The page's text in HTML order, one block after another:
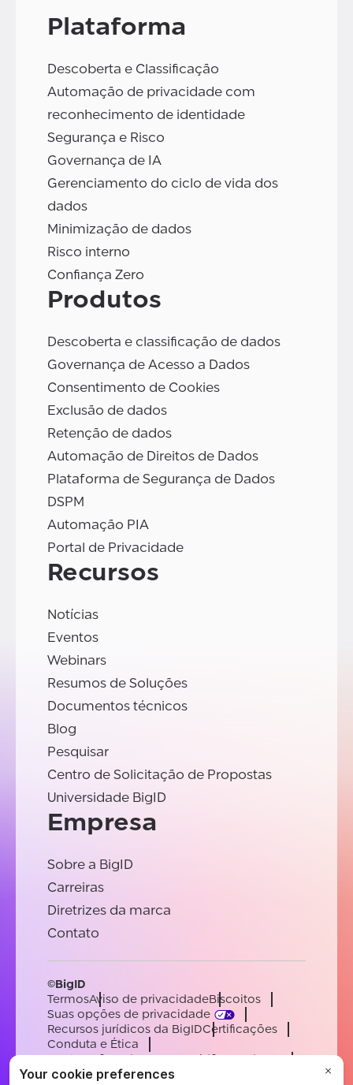
Plataforma
Descoberta e Classificação
Automação de privacidade com
reconhecimento de identidade
Segurança e Risco
Governança de IA
Gerenciamento do ciclo de vida dos
dados
Minimização de dados
Risco interno
Confiança Zero
Produtos
Descoberta e classificação de dados
Governança de Acesso a Dados
Consentimento de Cookies
Exclusão de dados
Retenção de dados
Automação de Direitos de Dados
Plataforma de Segurança de Dados
DSPM
Automação PIA
Portal de Privacidade
Recursos
Notícias
Eventos
Webinars
Resumos de Soluções
Documentos técnicos
Blog
Pesquisar
Centro de Solicitação de Propostas
Universidade BigID
Empresa
Sobre a BigID
Carreiras
Diretrizes da marca
Contato
©BigID
TermosAviso de privacidadeBiscoitos
Suas opções de privacidade
Recursos jurídicos da BigIDCertificações
Conduta e Ética
Declaração sobre a escravidão moderna
SubprocessadoresApoiar